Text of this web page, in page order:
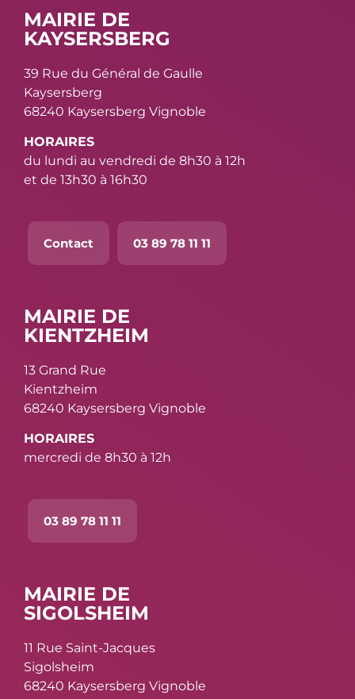
MAIRIE DE
KAYSERSBERG
39 Rue du Général de Gaulle
Kaysersberg
68240 Kaysersberg Vignoble
HORAIRES
du lundi au vendredi de 8h30 à 12h
et de 13h30 à 16h30
Contact 03 89 78 11 11
MAIRIE DE
KIENTZHEIM
13 Grand Rue
Kientzheim
68240 Kaysersberg Vignoble
HORAIRES
mercredi de 8h30 à 12h
03 89 78 11 11
MAIRIE DE
SIGOLSHEIM
11 Rue Saint-Jacques
Sigolsheim
68240 Kaysersberg Vignoble